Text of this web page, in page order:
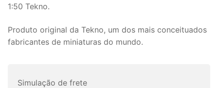
1:50 Tekno.
Produto original da Tekno, um dos mais conceituados
fabricantes de miniaturas do mundo.
Simulação de frete